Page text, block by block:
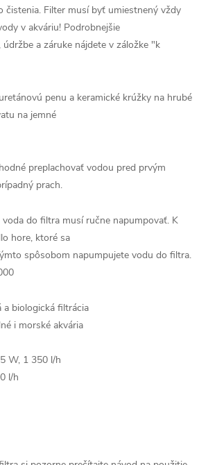
čistenia. Filter musí byť umiestnený vždy
v akváriu! Podrobnejšie
a záruke nájdete v záložke "k
penu a keramické krúžky na hrubé
na jemné
preplachovať vodou pred prvým
prach.
do filtra musí ručne napumpovať. K
hore, ktoré sa
spôsobom napumpujete vodu do filtra.
a biologická filtrácia
i morské akvária
W, 1 350 l/h
l/h